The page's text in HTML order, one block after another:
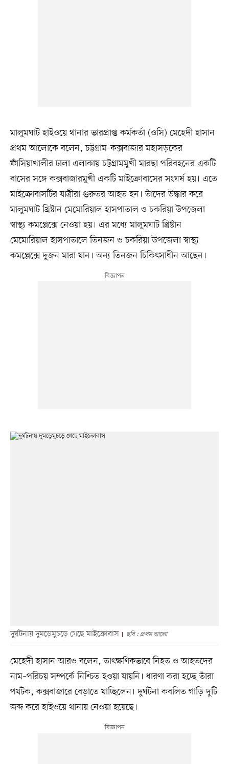
মালুমঘাট হাইওয়ে থানার ভারপ্রাপ্ত কর্মকর্তা (ওসি) মেহেদী হাসান
প্রথম আলোকে বলেন, চট্টগ্রাম-কক্সবাজার মহাসড়কের
ফাঁসিয়াখালীর ঢালা এলাকায় চট্টগ্রামমুখী মারছা পরিবহনের একটি
বাসের সঙ্গে কক্সবাজারমুখী একটি মাইক্রোবাসের সংঘর্ষ হয়। এতে
মাইক্রোবাসটির যাত্রীরা গুরুতর আহত হন। তাঁদের উদ্ধার করে
মালুমঘাট খ্রিষ্টান মেমোরিয়াল হাসপাতাল ও চকরিয়া উপজেলা
স্বাস্থ্য কমপ্লেক্সে নেওয়া হয়। এর মধ্যে মালুমঘাট খ্রিষ্টান
মেমোরিয়াল হাসপাতালে তিনজন ও চকরিয়া উপজেলা স্বাস্থ্য
কমপ্লেক্সে দুজন মারা যান। অন্য তিনজন চিকিৎসাধীন আছেন।
দুর্ঘটনায় দুমড়েমুচড়ে গেছে মাইক্রোবাস ছবি : প্রথম আলো
মেহেদী হাসান আরও বলেন, তাৎক্ষণিকভাবে নিহত ও আহতদের
নাম–পরিচয় সম্পর্কে নিশ্চিত হওয়া যায়নি। ধারণা করা হচ্ছে তাঁরা
পর্যটক, কক্সবাজারে বেড়াতে যাচ্ছিলেন। দুর্ঘটনা কবলিত গাড়ি দুটি
জব্দ করে হাইওয়ে থানায় নেওয়া হয়েছে।